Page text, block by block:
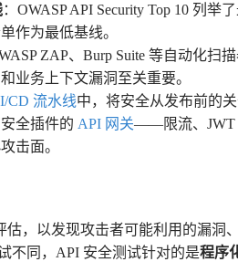
：OWASP API Security Top 10 列
作为最低基线。
ZAP、Burp Suite 等自动化扫
业务上下文漏洞至关重要。
CD 流水线中，将安全从发布前的
全插件的 API 网关——限流、JWT
击面。
，以发现攻击者可能利用的漏洞
不同，API 安全测试针对的是程序